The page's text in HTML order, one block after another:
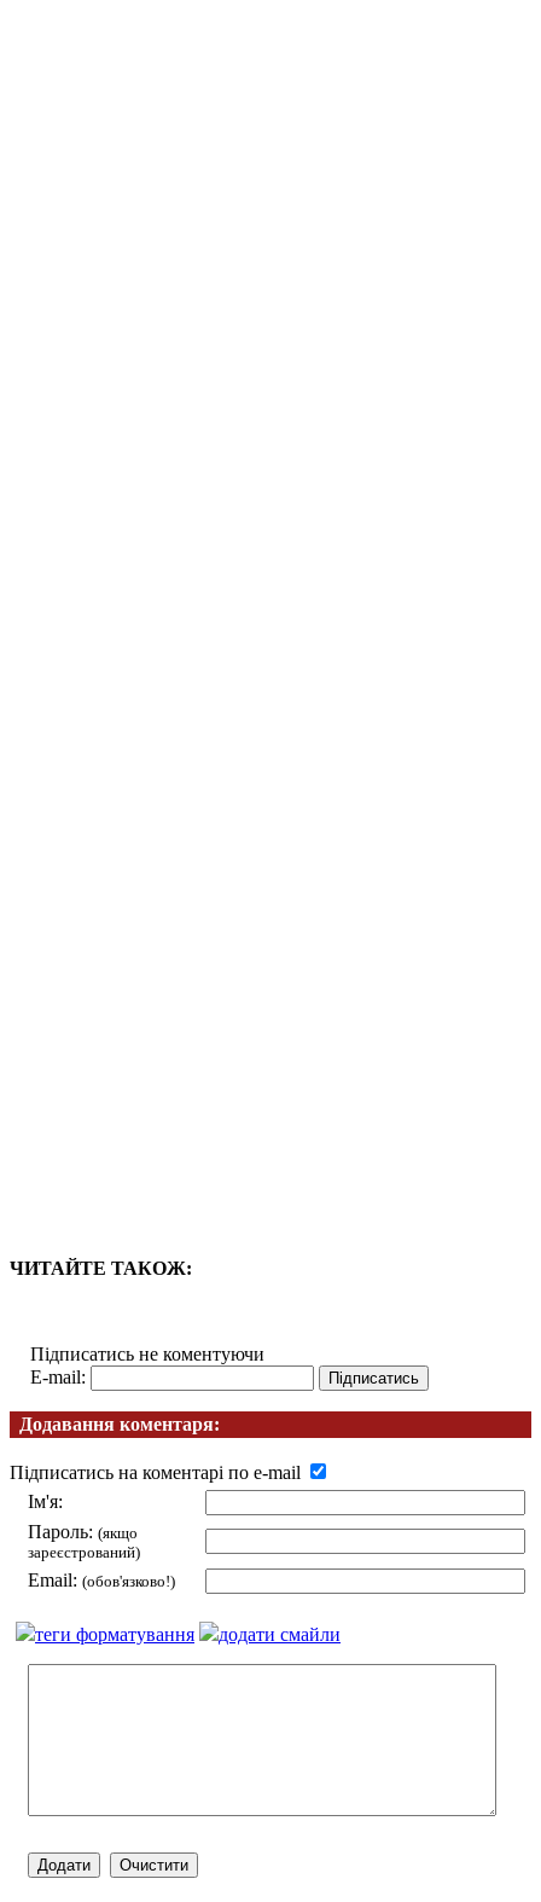
ЧИТАЙТЕ ТАКОЖ:
Підписатись не коментуючи
E-mail:
Додавання коментаря:
Підписатись на коментарі по e-mail
Ім'я:
Пароль: (якщо
зареєстрований)
Email: (обов'язково!)
теги форматування додати смайли